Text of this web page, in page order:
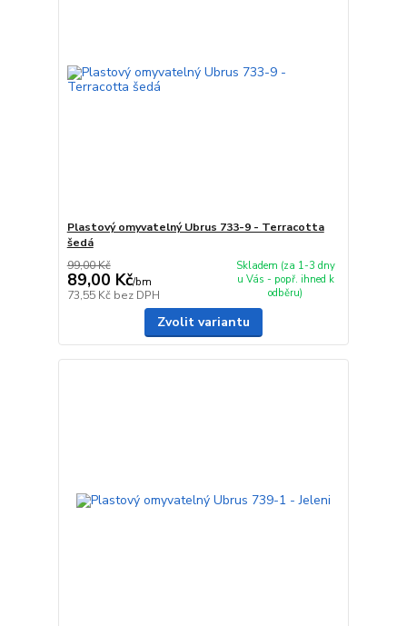
Plastový omyvatelný Ubrus 733-9 - Terracotta
šedá
99,00 Kč
89,00 Kč/bm
73,55 Kč bez DPH
Skladem (za 1-3 dny
u Vás - popř. ihned k
odběru)
Zvolit variantu